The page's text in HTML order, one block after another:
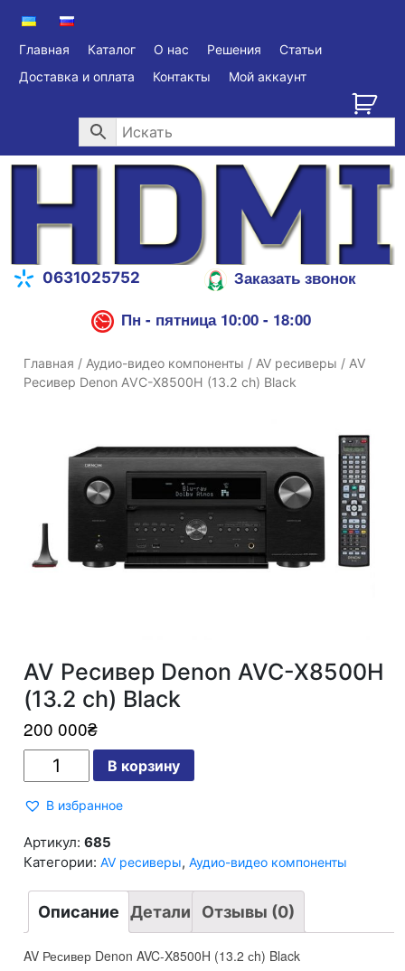
Главная Каталог О нас Решения
Статьи
Доставка и оплата
Контакты Мой аккаунт
0631025752
Заказать звонок
Пн - пятница 10:00 - 18:00
Главная / Аудио-видео компоненты / AV ресиверы / AV
Ресивер Denon AVC-X8500H (13.2 сh) Black
AV Ресивер Denon AVC-X8500H
(13.2 сh) Black
200 000₴
Ресивер
AVC-
(13.2
сh)
Black
В корзину
В избранное
Артикул:685
Категории:AV ресиверы,Аудио-видео компоненты
Описание Детали Отзывы (0)
AV Ресивер Denon AVC-X8500H (13.2 сh) Black